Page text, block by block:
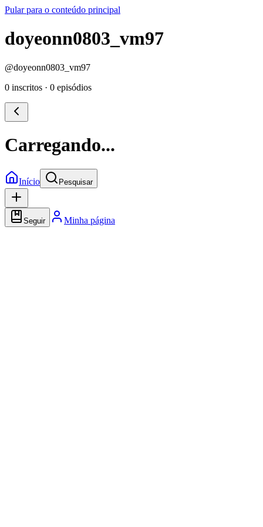
Pular para o conteúdo principal
doyeonn0803_vm97
@doyeonn0803_vm97
0 inscritos · 0 episódios
Carregando...
Início Pesquisar
Seguir Minha página